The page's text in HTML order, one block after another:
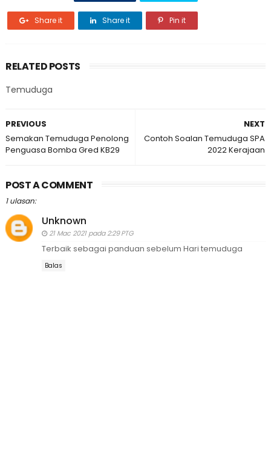
Share it Share it Pin it
RELATED POSTS
Temuduga
NEXT
Contoh Soalan Temuduga SPA
2022 Kerajaan
PREVIOUS
Semakan Temuduga Penolong
Penguasa Bomba Gred KB29
POST A COMMENT
1 ulasan:
Unknown
21 Mac 2021 pada 2:29 PTG
Terbaik sebagai panduan sebelum Hari temuduga
Balas